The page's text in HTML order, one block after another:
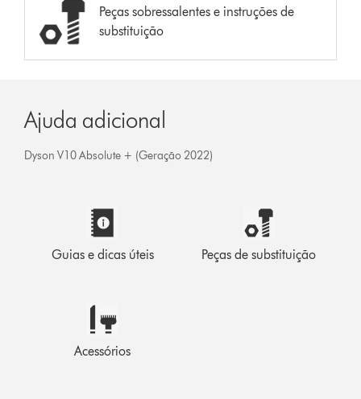
Peças sobressalentes e instruções de
substituição
Ajuda adicional
Dyson V10 Absolute + (Geração 2022)
Guias e dicas úteis Peças de substituição
Acessórios